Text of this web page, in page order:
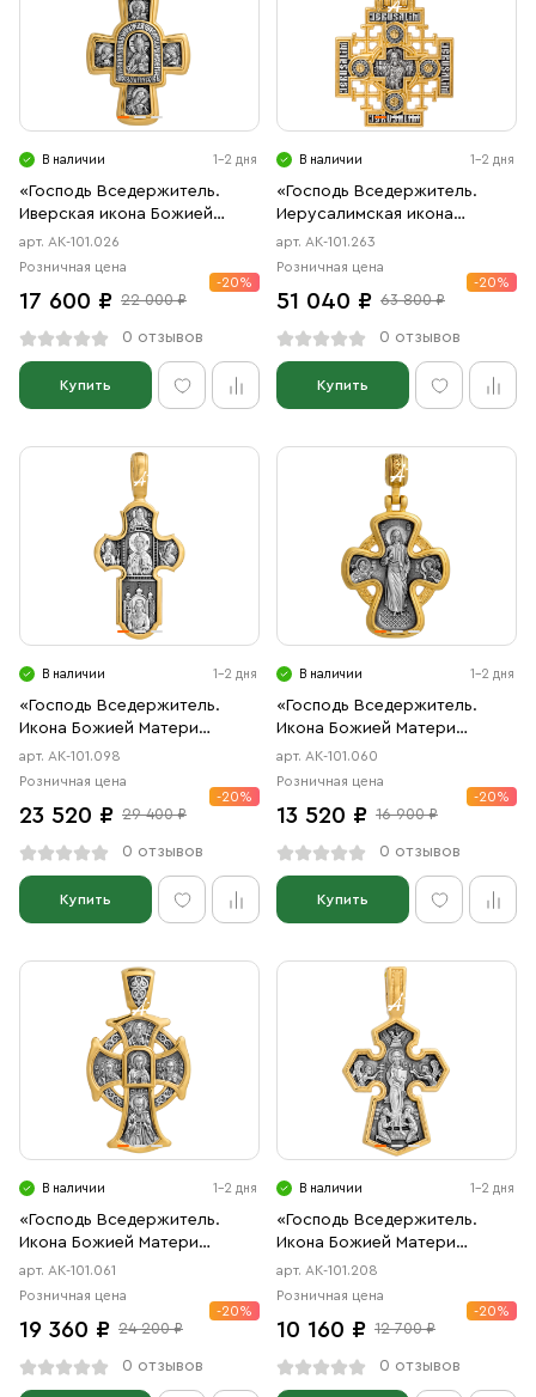
В наличии 1-2 дня
«Господь Вседержитель.
Иверская икона Божией
Матери»
арт. АК-101.026
Розничная цена
17 600 ₽ 22 000 ₽
-20%
0 отзывов
Купить
В наличии 1-2 дня
«Господь Вседержитель.
Иерусалимская икона
Божией Матери»
арт. АК-101.263
Розничная цена
51 040 ₽ 63 800 ₽
-20%
0 отзывов
Купить
В наличии 1-2 дня
«Господь Вседержитель.
Икона Божией Матери
«Нерушимая Стена»
арт. АК-101.098
Розничная цена
23 520 ₽ 29 400 ₽
-20%
0 отзывов
Купить
В наличии 1-2 дня
«Господь Вседержитель.
Икона Божией Матери
«Неупиваемая Чаша»
арт. АК-101.060
Розничная цена
13 520 ₽ 16 900 ₽
-20%
0 отзывов
Купить
В наличии 1-2 дня
«Господь Вседержитель.
Икона Божией Матери
«Отрада и утешение»
арт. АК-101.061
Розничная цена
19 360 ₽ 24 200 ₽
-20%
0 отзывов
В наличии 1-2 дня
«Господь Вседержитель.
Икона Божией Матери
«Седмиезерная»
арт. АК-101.208
Розничная цена
10 160 ₽ 12 700 ₽
-20%
0 отзывов